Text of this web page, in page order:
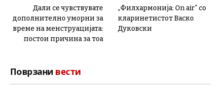
Дали се чувствувате
дополнително уморни за
време на менструацијата:
постои причина за тоа
„Филхармонија: On air“ со
кларинетистот Васко
Дуковски
Поврзани вести